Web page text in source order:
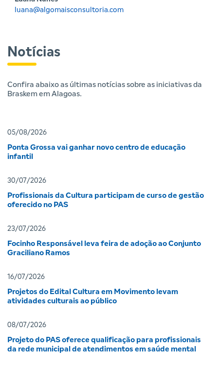
luana@algomaisconsultoria.com
Notícias
Confira abaixo as últimas notícias sobre as iniciativas da
Braskem em Alagoas.
05/08/2026
Ponta Grossa vai ganhar novo centro de educação
infantil
30/07/2026
Profissionais da Cultura participam de curso de gestão
oferecido no PAS
23/07/2026
Focinho Responsável leva feira de adoção ao Conjunto
Graciliano Ramos
16/07/2026
Projetos do Edital Cultura em Movimento levam
atividades culturais ao público
08/07/2026
Projeto do PAS oferece qualificação para profissionais
da rede municipal de atendimentos em saúde mental